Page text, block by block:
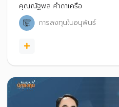
คุณณัฐพล คำถาเครือ
การลงทุนในอนุพันธ์